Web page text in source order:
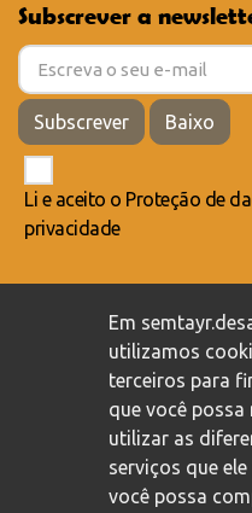
Subscrever a
Subscrever Baixo
Li e aceito o Proteção de
privacidade
Política de privacidade
/
Em
utilizamos
terceiros para
que você possa
utilizar as
serviços que
você possa